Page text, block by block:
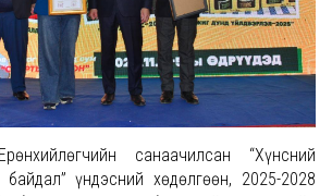
санаачилсан “Хүнсний
үндэсний хөдөлгөөн, 2025-2028